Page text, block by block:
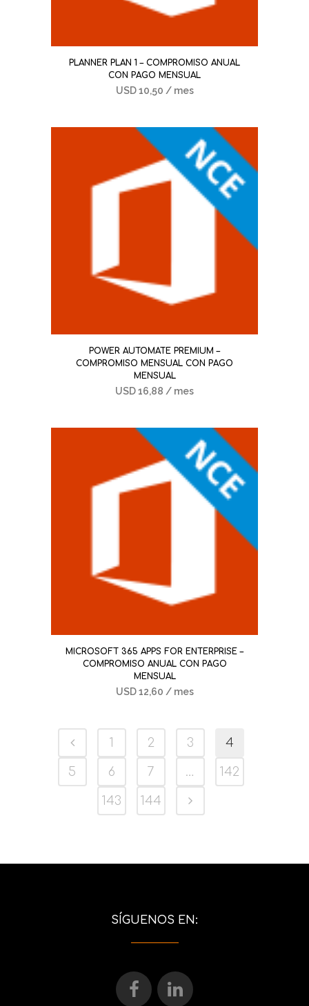
PLANNER PLAN 1 – COMPROMISO ANUAL
CON PAGO MENSUAL
USD10,50 / mes
POWER AUTOMATE PREMIUM –
COMPROMISO MENSUAL CON PAGO
MENSUAL
USD16,88 / mes
MICROSOFT 365 APPS FOR ENTERPRISE –
COMPROMISO ANUAL CON PAGO
MENSUAL
USD12,60 / mes
1 2 3 4
5 6 7 … 142
143 144
SÍGUENOS EN: